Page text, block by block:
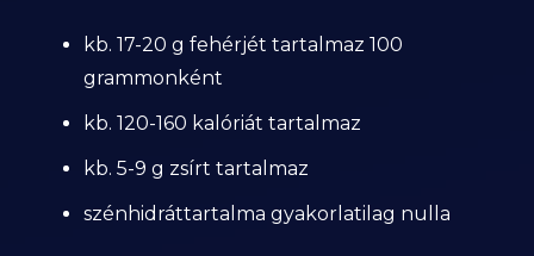
kb. 17-20 g fehérjét tartalmaz 100
grammonként
kb. 120-160 kalóriát tartalmaz
kb. 5-9 g zsírt tartalmaz
szénhidráttartalma gyakorlatilag nulla